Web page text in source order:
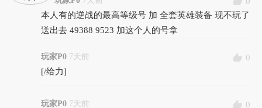
本人有的逆战的最高等级号 加 全套英雄装备 现不玩了
送出去 49388 9523 加这个人的号拿
玩家P0 7天前
0
[/给力]
玩家P0 7天前 0